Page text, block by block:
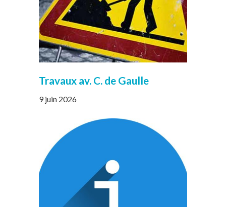
Travaux av. C. de Gaulle
9 juin 2026